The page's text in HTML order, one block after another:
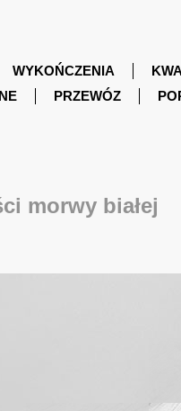
WYKOŃCZENIA
PRZEWÓZ
morwy białej